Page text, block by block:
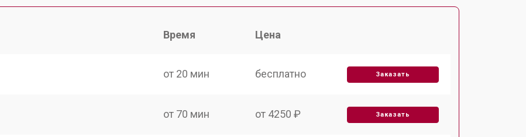
Время Цена
от 20 мин бесплатно Заказать
от 70 мин от 4250 ₽ Заказать